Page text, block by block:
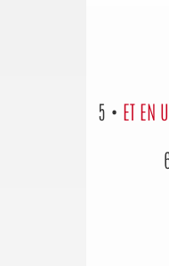
5 • ET EN